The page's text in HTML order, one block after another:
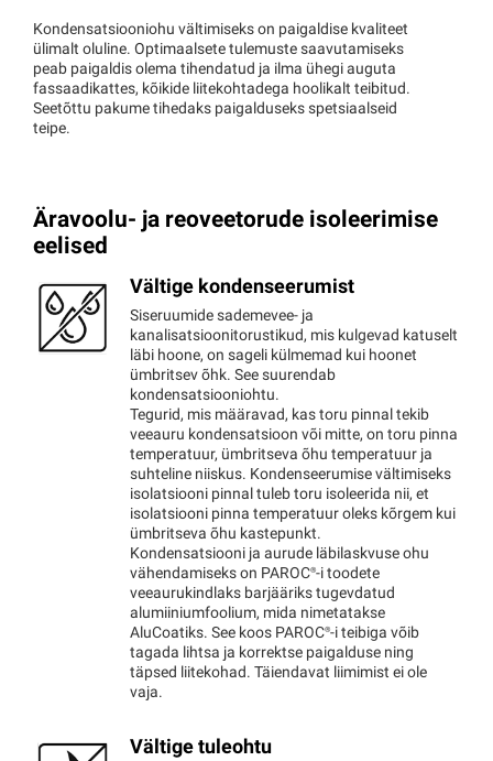
Kondensatsiooniohu vältimiseks on paigaldise kvaliteet
ülimalt oluline. Optimaalsete tulemuste saavutamiseks
peab paigaldis olema tihendatud ja ilma ühegi auguta
fassaadikattes, kõikide liitekohtadega hoolikalt teibitud.
Seetõttu pakume tihedaks paigalduseks spetsiaalseid
teipe.
Äravoolu- ja reoveetorude isoleerimise
eelised
Vältige kondenseerumist
Siseruumide sademevee- ja
kanalisatsioonitorustikud, mis kulgevad katuselt
läbi hoone, on sageli külmemad kui hoonet
ümbritsev õhk. See suurendab
kondensatsiooniohtu.
Tegurid, mis määravad, kas toru pinnal tekib
veeauru kondensatsioon või mitte, on toru pinna
temperatuur, ümbritseva õhu temperatuur ja
suhteline niiskus. Kondenseerumise vältimiseks
isolatsiooni pinnal tuleb toru isoleerida nii, et
isolatsiooni pinna temperatuur oleks kõrgem kui
ümbritseva õhu kastepunkt.
Kondensatsiooni ja aurude läbilaskvuse ohu
vähendamiseks on PAROC®-i toodete
veeaurukindlaks barjääriks tugevdatud
alumiiniumfoolium, mida nimetatakse
AluCoatiks. See koos PAROC®-i teibiga võib
tagada lihtsa ja korrektse paigalduse ning
täpsed liitekohad. Täiendavat liimimist ei ole
vaja.
Vältige tuleohtu